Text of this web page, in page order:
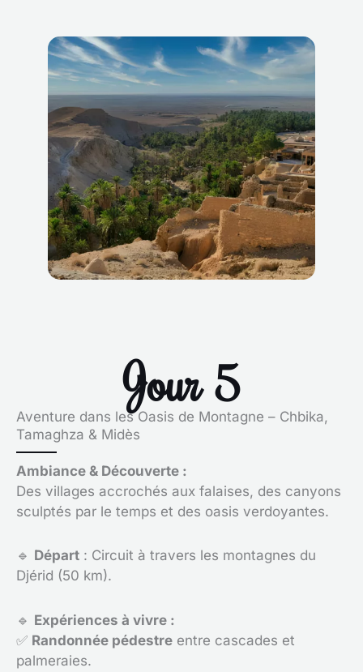
Jour 5
Aventure dans les Oasis de Montagne – Chbika,
Tamaghza & Midès
Ambiance & Découverte :
Des villages accrochés aux falaises, des canyons
sculptés par le temps et des oasis verdoyantes.
🔹 Départ : Circuit à travers les montagnes du
Djérid (50 km).
🔹 Expériences à vivre :
✅ Randonnée pédestre entre cascades et
palmeraies.